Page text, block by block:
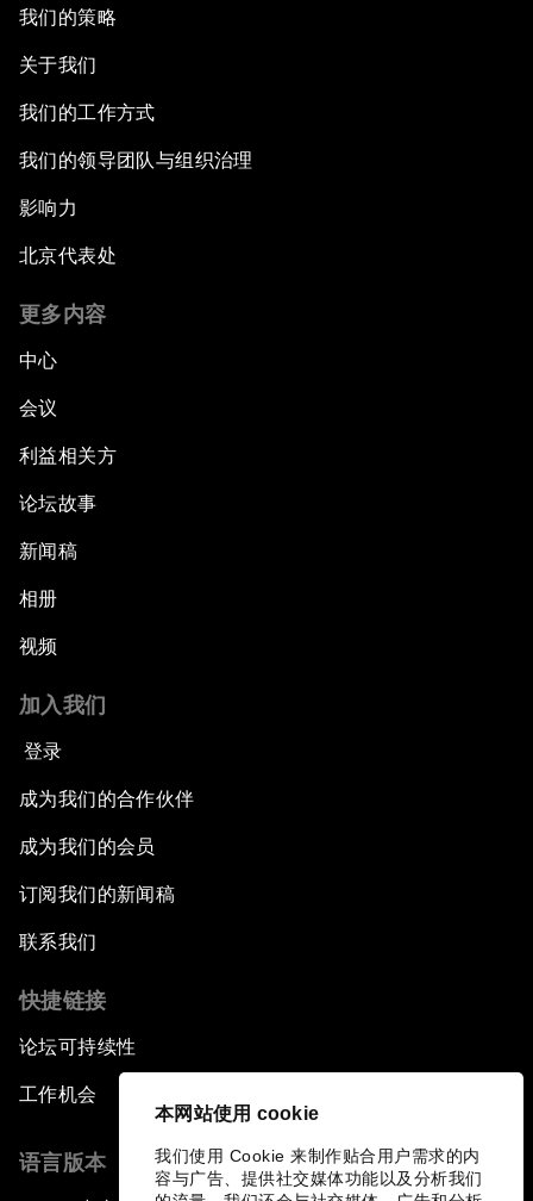
本网站使用 cookie
我们使用 Cookie 来制作贴合用户需求的内
容与广告、提供社交媒体功能以及分析我们
我们的策略
关于我们
我们的工作方式
我们的领导团队与组织治理
影响力
北京代表处
更多内容
中心
会议
利益相关方
论坛故事
新闻稿
相册
视频
加入我们
登录
成为我们的合作伙伴
成为我们的会员
订阅我们的新闻稿
联系我们
快捷链接
论坛可持续性
工作机会
语言版本